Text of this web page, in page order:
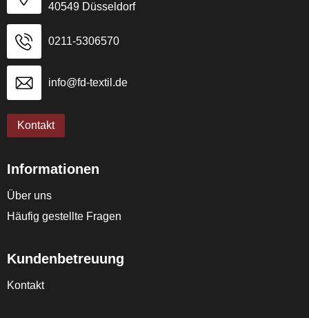
40549 Düsseldorf
0211-5306570
info@fd-textil.de
Kontakt
Informationen
Über uns
Häufig gestellte Fragen
Kundenbetreuung
Kontakt